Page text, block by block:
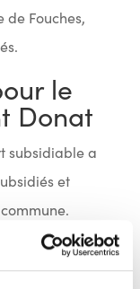
de Fouches,
le
Donat
subsidiable a
et